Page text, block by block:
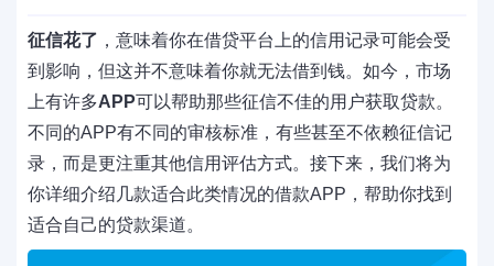
征信花了 ，意味着你在借贷平台上的信用记录可能会受
到影响，但这并不意味着你就无法借到钱。如今，市场
上有许多APP可以帮助那些征信不佳的用户获取贷款。
不同的APP有不同的审核标准，有些甚至不依赖征信记
录，而是更注重其他信用评估方式。接下来，我们将为
你详细介绍几款适合此类情况的借款APP，帮助你找到
适合自己的贷款渠道。